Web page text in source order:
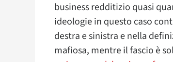
business redditizio quasi
ideologie in questo caso
destra e sinistra e nella
mafiosa, mentre il fascio è